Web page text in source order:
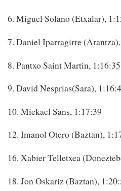
6. Miguel Solano (Etxalar),
7. Daniel Iparragirre
8. Pantxo Saint Martin, 1:16:35
9. David Nesprias(Sara),
10. Mickael Sans, 1:17:39
12. Imanol Otero (Baztan),
16. Xabier Telletxea
18. Jon Oskariz (Baztan),